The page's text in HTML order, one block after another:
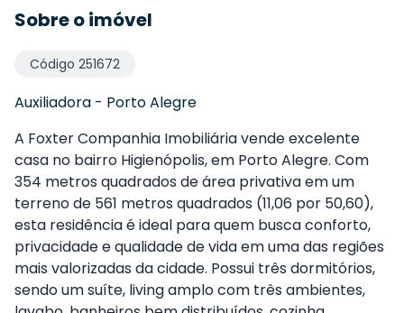
Sobre o imóvel
Código 251672
Auxiliadora - Porto Alegre
A Foxter Companhia Imobiliária vende excelente
casa no bairro Higienópolis, em Porto Alegre. Com
354 metros quadrados de área privativa em um
terreno de 561 metros quadrados (11,06 por 50,60),
esta residência é ideal para quem busca conforto,
privacidade e qualidade de vida em uma das regiões
mais valorizadas da cidade. Possui três dormitórios,
sendo um suíte, living amplo com três ambientes,